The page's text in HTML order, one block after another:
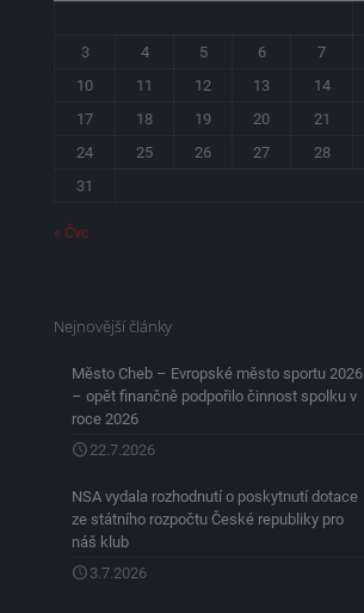
3
4 5 6 7
10
11 12 13 14
17
18 19 20 21
24
25 26 27 28
31
« Čvc
Nejnovější články
Město Cheb – Evropské město sportu 2026
– opět finančně podpořilo činnost spolku v
roce 2026
22.7.2026
NSA vydala rozhodnutí o poskytnutí dotace
ze státního rozpočtu České republiky pro
náš klub
3.7.2026